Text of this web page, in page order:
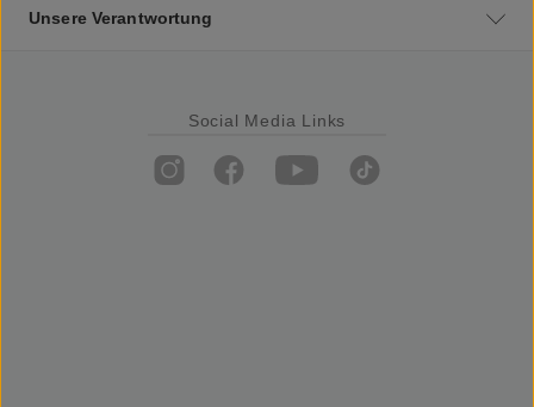
Unsere Verantwortung
Social Media Links